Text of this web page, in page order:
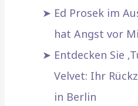
Ed Prosek im
hat Angst vor
Entdecken Sie
Velvet: Ihr
in Berlin